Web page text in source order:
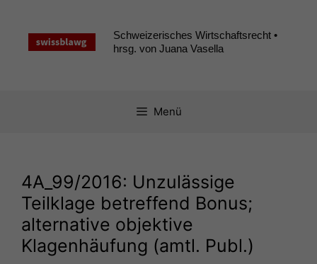
springen
Schweizerisches Wirtschaftsrecht •
hrsg. von Juana Vasella
Menü
4A_99/2016: Unzulässige
Teilklage betreffend Bonus;
alternative objektive
Klagenhäufung (amtl. Publ.)